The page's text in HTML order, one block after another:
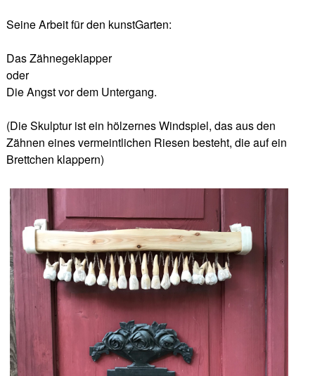
Seine Arbeit für den kunstGarten:
Das Zähnegeklapper
oder
Die Angst vor dem Untergang.
(Die Skulptur ist ein hölzernes Windspiel, das aus den
Zähnen eines vermeintlichen Riesen besteht, die auf ein
Brettchen klappern)